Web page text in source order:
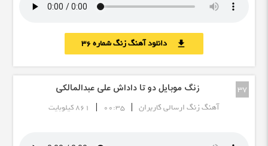
download دانلود آهنگ زنگ شماره 36
37 زنگ موبایل دو تا داداش علی عبدالمالکی
آهنگ زنگ ارسالی کاربران |
00:35
| 861 کیلوبایت